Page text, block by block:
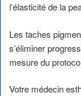
l’élasticité de la
Les taches
s’éliminer
mesure du
Votre médecin